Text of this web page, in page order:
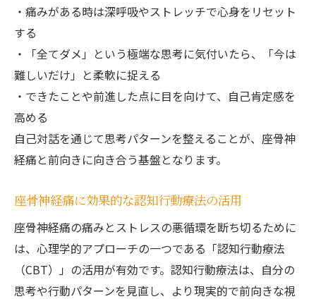
・痛みがある時は深呼吸やストレッチで心身をリセット
する
・「全てダメ」という極端な思考に気付いたら、「今は
難しいだけ」と柔軟に捉える
・できたことや前進した点に目を向けて、自己肯定感を
高める
自己対話を通じて思考パターンを整えることが、座骨神
経痛と前向きに向き合う基盤となります。
座骨神経痛に効果的な認知行動療法の活用
座骨神経痛の痛みとストレスの悪循環を断ち切るために
は、心理学的アプローチの一つである「認知行動療法
（CBT）」の活用が有効です。認知行動療法は、自分の
思考や行動パターンを見直し、より現実的で前向きな視